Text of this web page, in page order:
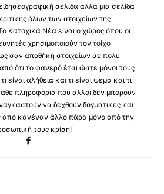
σελίδα αλλά μια σελίδα
όλων των στοιχείων της
Κατοχικά Νέα είναι ο χώρος όπου οι
χρησιμοποιούν τον τοίχο
σαν αποθήκη στοιχείων σε πολύ
ότι το φανερό έτσι ώστε μόνοι τους
είναι αλήθεια και τι είναι ψέμα και τι
πληροφορια που αλλοι δεν μπορουν
να δεχθούν δογματικές και
από κανέναν άλλο πάρα μόνο από την
τους κρίση!